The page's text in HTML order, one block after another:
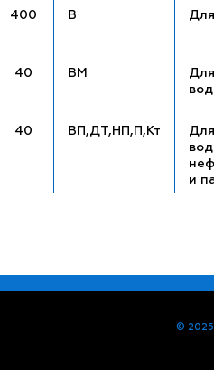
400 В
40 ВМ
40 ВП,ДТ,НП,П,Кт
и
©